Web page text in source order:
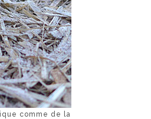
comme de la